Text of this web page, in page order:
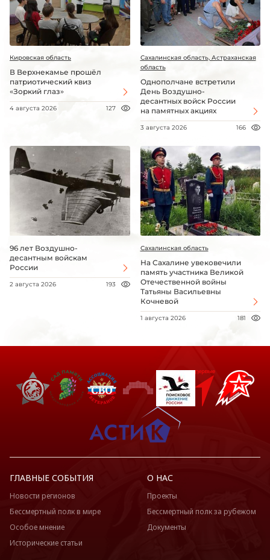
Кировская область
В Верхнекамье прошёл
патриотический квиз
«Зоркий глаз»
4 августа 2026 127
Сахалинская область, Астраханская
область
Однополчане встретили
День Воздушно-
десантных войск России
на памятных акциях
3 августа 2026 166
96 лет Воздушно-
десантным войскам
России
2 августа 2026 193
Сахалинская область
На Сахалине увековечили
память участника Великой
Отечественной войны
Татьяны Васильевны
Кочневой
1 августа 2026 181
ГЛАВНЫЕ СОБЫТИЯ
Новости регионов
Бессмертный полк в мире
Особое мнение
Исторические статьи
О НАС
Проекты
Бессмертный полк за рубежом
Документы